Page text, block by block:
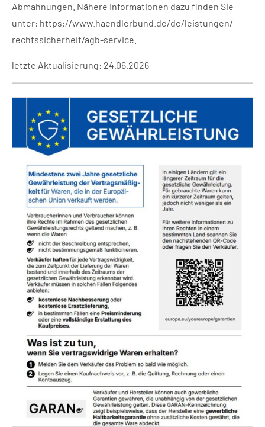
Abmahnungen. Nähere Informationen dazu finden Sie
unter: https://www.haendlerbund.de/de/leistungen/
rechtssicherheit/agb-service
letzte Aktualisierung: 24.06.2026